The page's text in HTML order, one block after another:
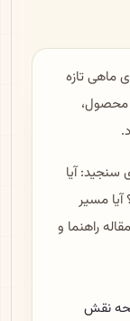
ماهی تازه
محصول،
سنجید: آیا
مسیر
راهنما و
نقش